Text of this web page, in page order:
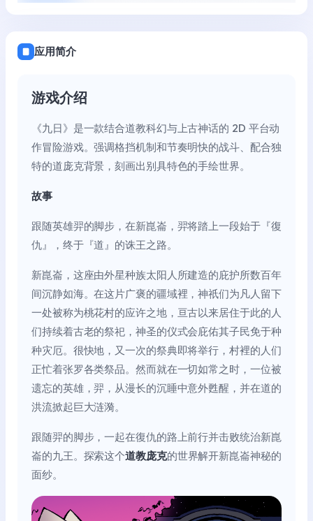
应用简介
游戏介绍
《九日》是一款结合道教科幻与上古神话的 2D 平台动
作冒险游戏。强调格挡机制和节奏明快的战斗、配合独
特的道庞克背景，刻画出别具特色的手绘世界。
故事
跟随英雄羿的脚步，在新崑崙，羿将踏上一段始于『復
仇』，终于『道』的诛王之路。
新崑崙，这座由外星种族太阳人所建造的庇护所数百年
间沉静如海。在这片广褒的疆域裡，神祇们为凡人留下
一处被称为桃花村的应许之地，亘古以来居住于此的人
们持续着古老的祭祀，神圣的仪式会庇佑其子民免于种
种灾厄。很快地，又一次的祭典即将举行，村裡的人们
正忙着张罗各类祭品。然而就在一切如常之时，一位被
遗忘的英雄，羿，从漫长的沉睡中意外甦醒，并在道的
洪流掀起巨大涟漪。
跟随羿的脚步，一起在復仇的路上前行并击败统治新崑
崙的九王。探索这个道教庞克的世界解开新崑崙神秘的
面纱。